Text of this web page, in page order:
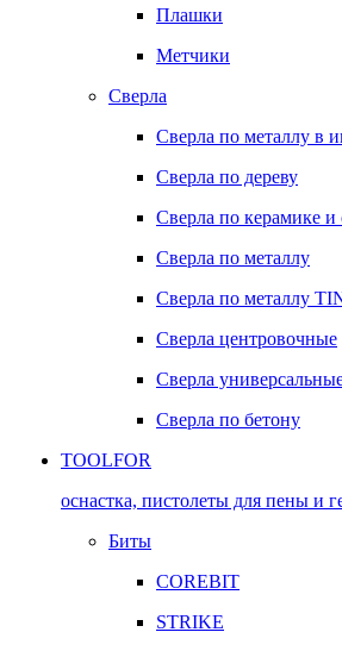
Плашки
Метчики
Сверла
Сверла по металлу в
Сверла по дереву
Сверла по керамике и
Сверла по металлу
Сверла по металлу
Сверла центровочные
Сверла
Сверла по бетону
TOOLFOR
оснастка, пистолеты для пены и
Биты
COREBIT
STRIKE